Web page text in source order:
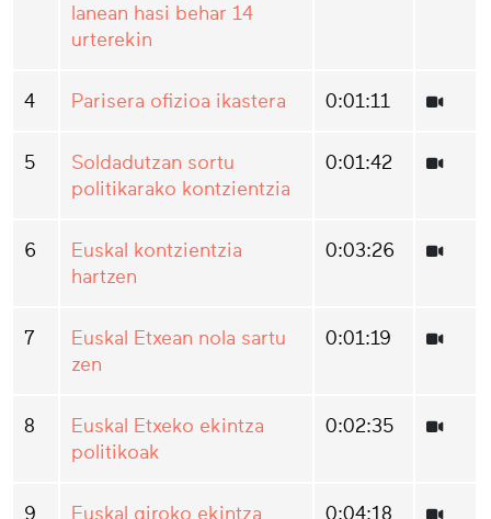
lanean hasi behar 14
urterekin
4 Parisera ofizioa ikastera 0:01:11
5
Soldadutzan sortu
politikarako kontzientzia
0:01:42
6
Euskal kontzientzia
hartzen
0:03:26
7
Euskal Etxean nola sartu
zen
0:01:19
8
Euskal Etxeko ekintza
politikoak
0:02:35
9
Euskal giroko ekintza
0:04:18